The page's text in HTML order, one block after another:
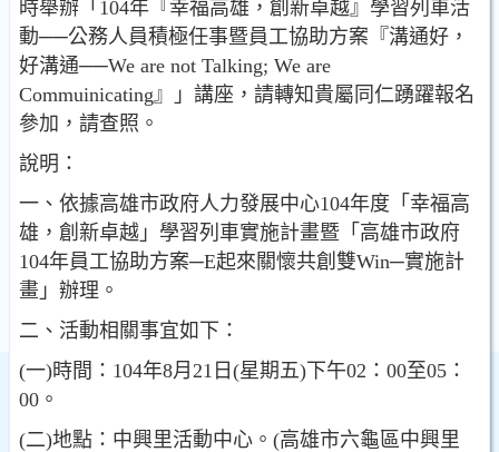
時舉辦「104年『幸福高雄，創新卓越』學習列車活
動──公務人員積極任事暨員工協助方案『溝通好，
好溝通──We are not Talking; We are
Commuinicating』」講座，請轉知貴屬同仁踴躍報名
參加，請查照。
說明：
一、依據高雄市政府人力發展中心104年度「幸福高
雄，創新卓越」學習列車實施計畫暨「高雄市政府
104年員工協助方案─E起來關懷共創雙Win─實施計
畫」辦理。
二、活動相關事宜如下：
(一)時間：104年8月21日(星期五)下午02：00至05：
00。
(二)地點：中興里活動中心。(高雄市六龜區中興里